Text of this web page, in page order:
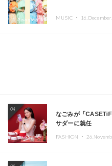
MUSIC ・
04
なごみが「
サダーに就任
FASHION ・